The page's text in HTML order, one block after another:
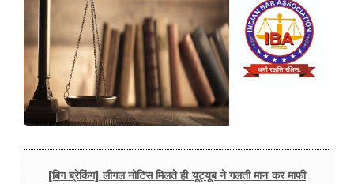
[बिग ब्रेकिंग] लीगल नोटिस मिलते ही यूट्यूब ने गलती मान कर माफी